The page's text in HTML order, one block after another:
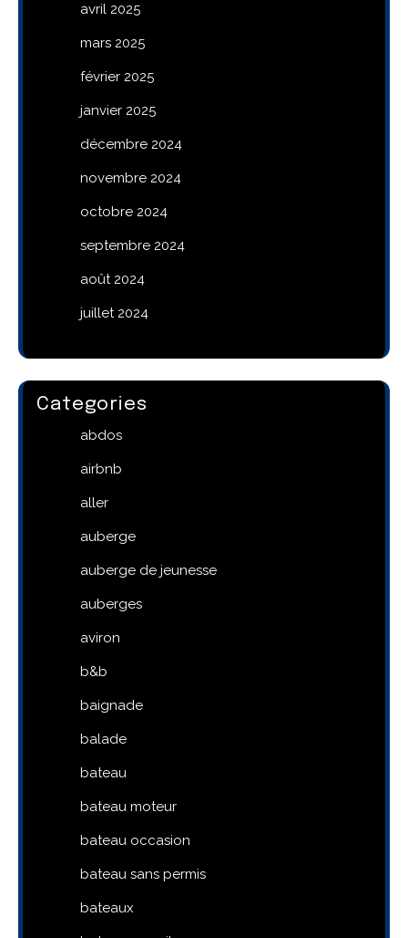
avril 2025
mars 2025
février 2025
janvier 2025
décembre 2024
novembre 2024
octobre 2024
septembre 2024
août 2024
juillet 2024
Categories
abdos
airbnb
aller
auberge
auberge de jeunesse
auberges
aviron
b&b
baignade
balade
bateau
bateau moteur
bateau occasion
bateau sans permis
bateaux